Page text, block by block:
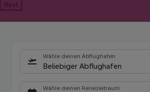
Next
Wähle deinen Abflughafen
Beliebiger Abflughafen
Wähle deinen Reisezeitraum